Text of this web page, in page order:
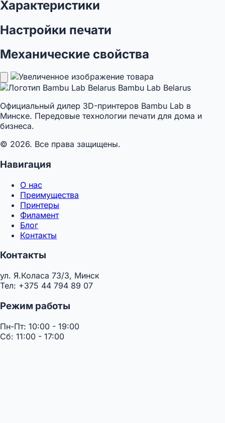
Характеристики
Настройки печати
Механические свойства
Bambu Lab Belarus
Официальный дилер 3D-принтеров Bambu Lab в
Минске. Передовые технологии печати для дома и
бизнеса.
© 2026. Все права защищены.
Навигация
О нас
Преимущества
Принтеры
Филамент
Блог
Контакты
Контакты
ул. Я.Коласа 73/3, Минск
Тел: +375 44 794 89 07
Режим работы
Пн-Пт: 10:00 - 19:00
Сб: 11:00 - 17:00